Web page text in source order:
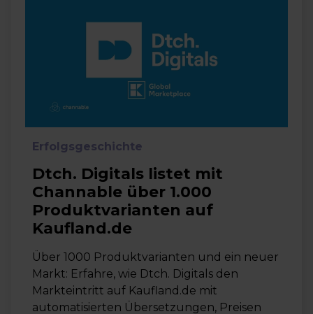
Erfolgsgeschichte
Dtch. Digitals listet mit
Channable über 1.000
Produktvarianten auf
Kaufland.de
Über 1000 Produktvarianten und ein neuer
Markt: Erfahre, wie Dtch. Digitals den
Markteintritt auf Kaufland.de mit
automatisierten Übersetzungen, Preisen